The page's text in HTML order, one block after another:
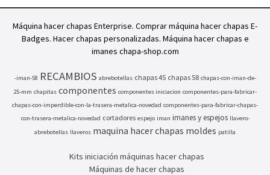
Máquina hacer chapas Enterprise. Comprar máquina hacer chapas E-
Badges. Hacer chapas personalizadas. Máquina hacer chapas e
imanes chapa-shop.com
-iman-58 RECAMBIOS abrebotellas chapas 45 chapas 58 chapas-con-iman-de-
25-mm chapitas componentes componentes iniciacion componentes-para-fabricar-
chapas-con-imperdible-con-la-trasera-metalica-novedad componentes-para-fabricar-chapas-
con-trasera-metalica-novedad cortadores espejo iman imanes y espejos llavero-
abrebotellas llaveros maquina hacer chapas moldes patilla
Kits iniciación máquinas hacer chapas
Máquinas de hacer chapas